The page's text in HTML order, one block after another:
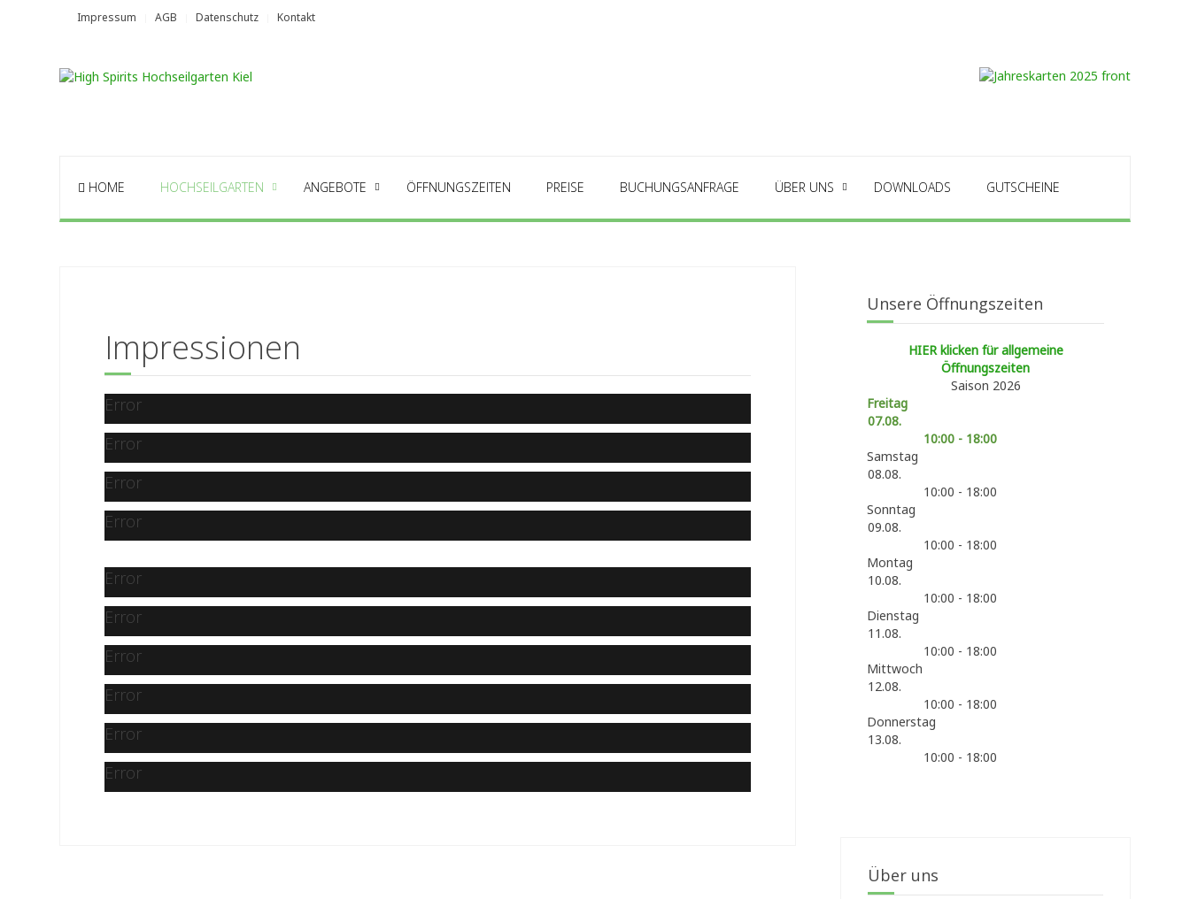
Impressum AGB Datenschutz Kontakt
HOME HOCHSEILGARTEN ANGEBOTE ÖFFNUNGSZEITEN PREISE BUCHUNGSANFRAGE ÜBER UNS DOWNLOADS GUTSCHEINE
Impressionen
Error
Error
Error
Error
Error
Error
Error
Error
Error
Error
Unsere Öffnungszeiten
HIER klicken für allgemeine
Öffnungszeiten
Saison 2026
Freitag
07.08.
10:00 - 18:00
Samstag
08.08.
10:00 - 18:00
Sonntag
09.08.
10:00 - 18:00
Montag
10.08.
10:00 - 18:00
Dienstag
11.08.
10:00 - 18:00
Mittwoch
12.08.
10:00 - 18:00
Donnerstag
13.08.
10:00 - 18:00
Über uns